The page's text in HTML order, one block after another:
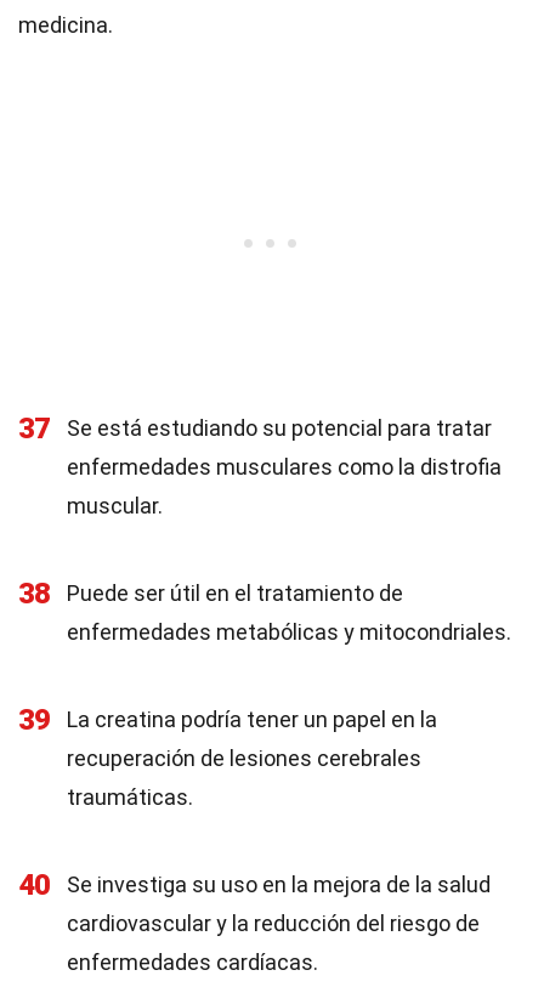
medicina.
37
Se está estudiando su potencial para tratar
enfermedades musculares como la distrofia
muscular.
38
Puede ser útil en el tratamiento de
enfermedades metabólicas y mitocondriales.
39
La creatina podría tener un papel en la
recuperación de lesiones cerebrales
traumáticas.
40
Se investiga su uso en la mejora de la salud
cardiovascular y la reducción del riesgo de
enfermedades cardíacas.